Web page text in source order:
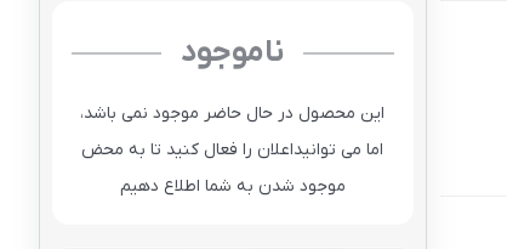
ناموجود
این محصول در حال حاضر موجود نمی باشد،
اما می توانیداعلان را فعال کنید تا به محض
موجود شدن به شما اطلاع دهیم